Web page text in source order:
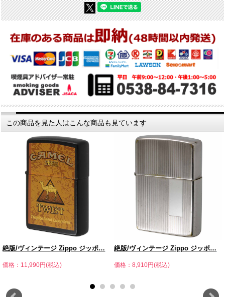
この商品を見た人はこんな商品も見ています
絶版/ヴィンテージ Zippo ジッポ…
価格：11,990円(税込)
絶版/ヴィンテージ Zippo ジッポ…
価格：8,910円(税込)